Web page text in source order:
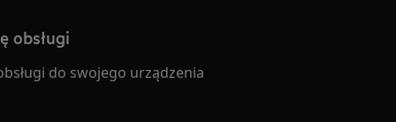
obsługi
do swojego urządzenia